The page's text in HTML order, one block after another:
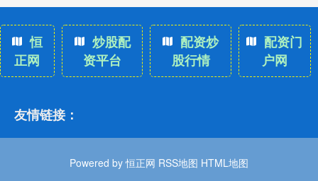
恒
正网
炒股配
资平台
配资炒
股行情
配资门
户网
友情链接：
Powered by恒正网 RSS地图 HTML地图